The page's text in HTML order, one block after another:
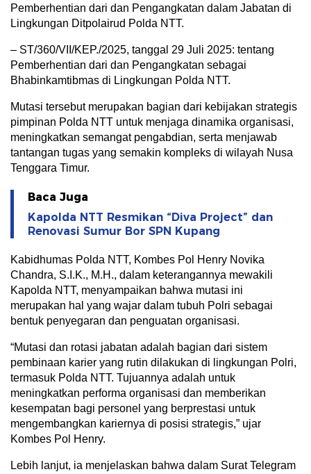
Pemberhentian dari dan Pengangkatan dalam Jabatan di
Lingkungan Ditpolairud Polda NTT.
– ST/360/VII/KEP./2025, tanggal 29 Juli 2025: tentang
Pemberhentian dari dan Pengangkatan sebagai
Bhabinkamtibmas di Lingkungan Polda NTT.
Mutasi tersebut merupakan bagian dari kebijakan strategis
pimpinan Polda NTT untuk menjaga dinamika organisasi,
meningkatkan semangat pengabdian, serta menjawab
tantangan tugas yang semakin kompleks di wilayah Nusa
Tenggara Timur.
Baca Juga
Kapolda NTT Resmikan “Diva Project” dan
Renovasi Sumur Bor SPN Kupang
Kabidhumas Polda NTT, Kombes Pol Henry Novika
Chandra, S.I.K., M.H., dalam keterangannya mewakili
Kapolda NTT, menyampaikan bahwa mutasi ini
merupakan hal yang wajar dalam tubuh Polri sebagai
bentuk penyegaran dan penguatan organisasi.
“Mutasi dan rotasi jabatan adalah bagian dari sistem
pembinaan karier yang rutin dilakukan di lingkungan Polri,
termasuk Polda NTT. Tujuannya adalah untuk
meningkatkan performa organisasi dan memberikan
kesempatan bagi personel yang berprestasi untuk
mengembangkan kariernya di posisi strategis,” ujar
Kombes Pol Henry.
Lebih lanjut, ia menjelaskan bahwa dalam Surat Telegram